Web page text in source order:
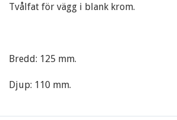
Tvålfat för vägg i blank krom.
Bredd: 125 mm.
Djup: 110 mm.